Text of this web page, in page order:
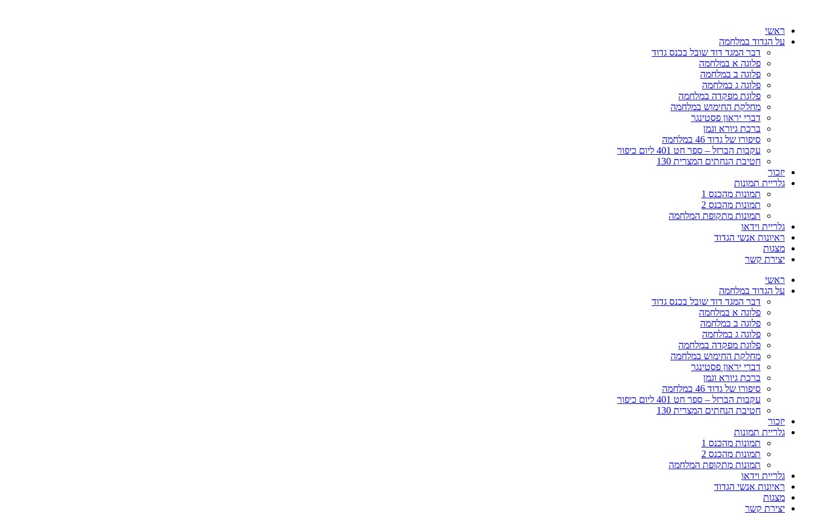
ראשי
על הגדוד במלחמה
דבר המגד דוד שובל בכנס גדוד
פלוגה א במלחמה
פלוגה ב במלחמה
פלוגה ג במלחמה
פלוגת מפקדה במלחמה
מחלקת החימוש במלחמה
דברי יראון פסטינגר
ברכת גיורא וגמן
סיפורו של גדוד 46 במלחמה
עקבות הברזל – ספר חט 401 ליום כיפור
חטיבת הנחתים המצרית 130
יזכור
גלריית תמונות
תמונות מהכנס 1
תמונות מהכנס 2
תמונות מתקופת המלחמה
גלריית וידאו
ראיונות אנשי הגדוד
מצגות
יצירת קשר
ראשי
על הגדוד במלחמה
דבר המגד דוד שובל בכנס גדוד
פלוגה א במלחמה
פלוגה ב במלחמה
פלוגה ג במלחמה
פלוגת מפקדה במלחמה
מחלקת החימוש במלחמה
דברי יראון פסטינגר
ברכת גיורא וגמן
סיפורו של גדוד 46 במלחמה
עקבות הברזל – ספר חט 401 ליום כיפור
חטיבת הנחתים המצרית 130
יזכור
גלריית תמונות
תמונות מהכנס 1
תמונות מהכנס 2
תמונות מתקופת המלחמה
גלריית וידאו
ראיונות אנשי הגדוד
מצגות
יצירת קשר